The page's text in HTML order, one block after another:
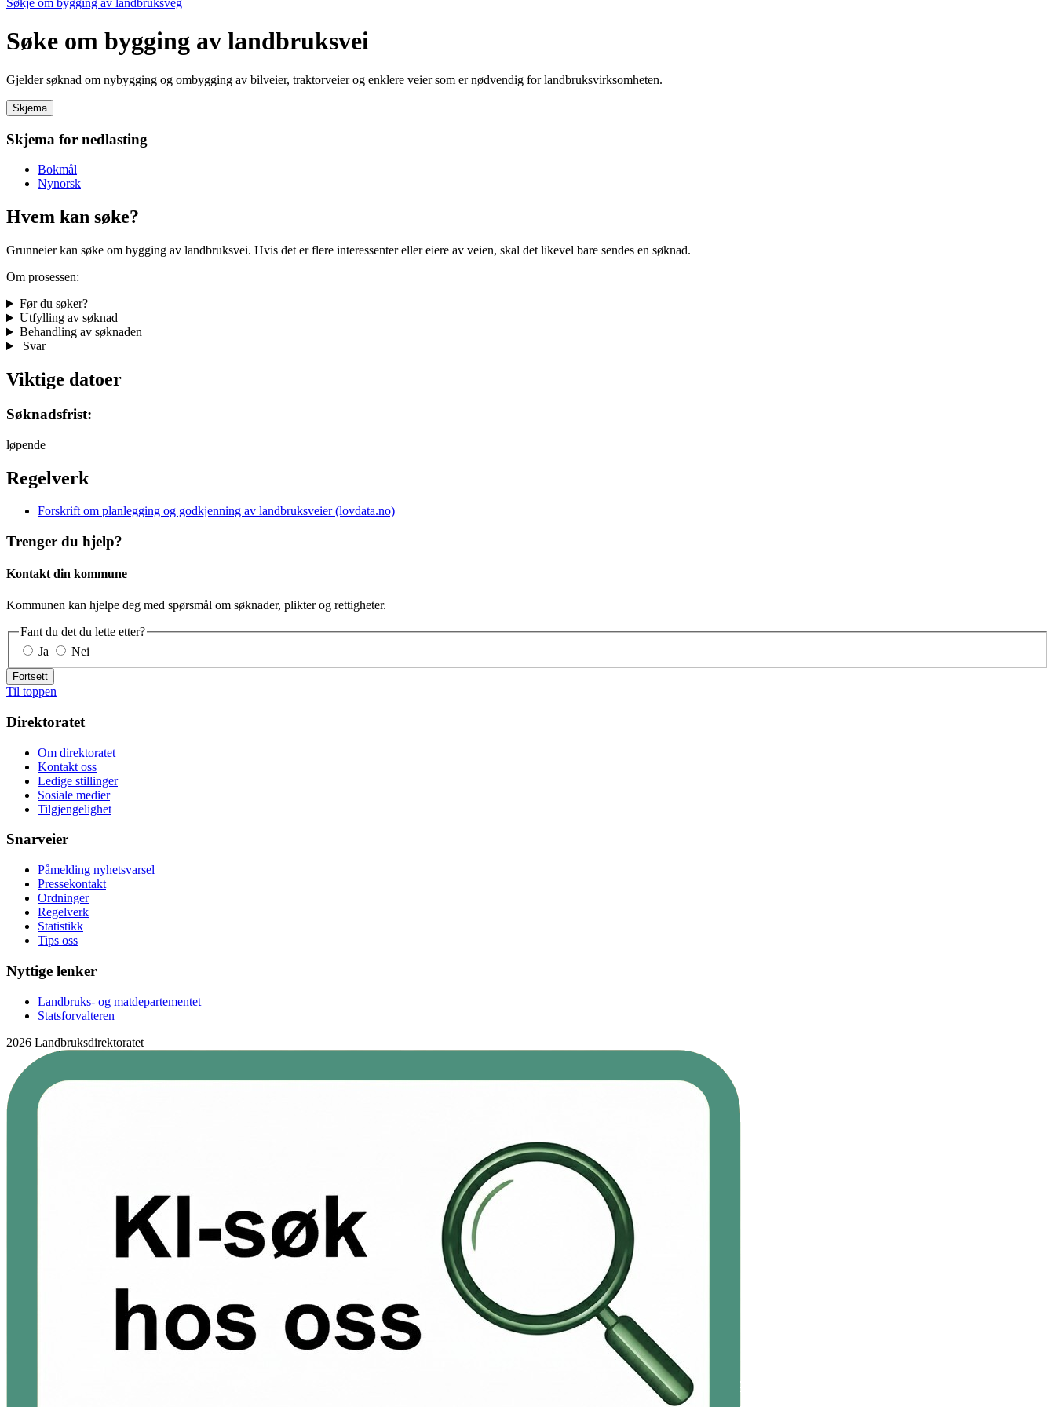
Søkje om bygging av landbruksveg
Søke om bygging av landbruksvei
Gjelder søknad om nybygging og ombygging av bilveier, traktorveier og enklere veier som er nødvendig for landbruksvirksomheten.
Skjema
Skjema for nedlasting
Bokmål
Nynorsk
Hvem kan søke?
Grunneier kan søke om bygging av landbruksvei. Hvis det er flere interessenter eller eiere av veien, skal det likevel bare sendes en søknad.
Om prosessen:
Før du søker?
Utfylling av søknad
Behandling av søknaden
Svar
Viktige datoer
Søknadsfrist:
løpende
Regelverk
Forskrift om planlegging og godkjenning av landbruksveier (lovdata.no)
Trenger du hjelp?
Kontakt din kommune
Kommunen kan hjelpe deg med spørsmål om søknader, plikter og rettigheter.
Fant du det du lette etter?
Ja
Nei
Fortsett
Til toppen
Direktoratet
Om direktoratet
Kontakt oss
Ledige stillinger
Sosiale medier
Tilgjengelighet
Snarveier
Påmelding nyhetsvarsel
Pressekontakt
Ordninger
Regelverk
Statistikk
Tips oss
Nyttige lenker
Landbruks- og matdepartementet
Statsforvalteren
2026 Landbruksdirektoratet